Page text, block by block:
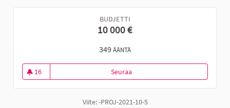
BUDJETTI
10 000 €
349ÄÄNTÄ
16
16 seuraajaa
SeuraaKatukoriskenttä
Viite: -PROJ-2021-10-5